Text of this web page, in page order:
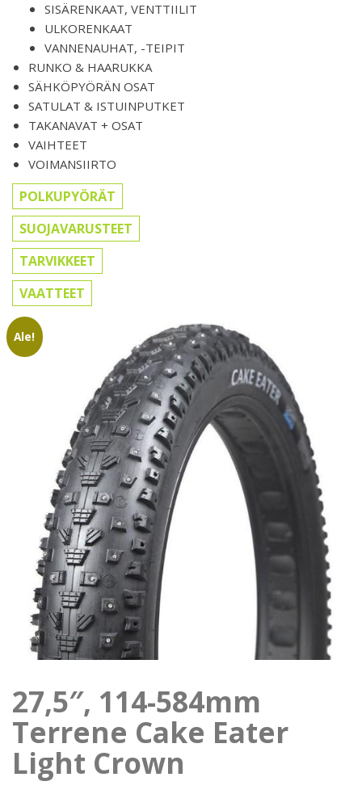
SISÄRENKAAT, VENTTIILIT
ULKORENKAAT
VANNENAUHAT, -TEIPIT
RUNKO & HAARUKKA
SÄHKÖPYÖRÄN OSAT
SATULAT & ISTUINPUTKET
TAKANAVAT + OSAT
VAIHTEET
VOIMANSIIRTO
POLKUPYÖRÄT
SUOJAVARUSTEET
TARVIKKEET
VAATTEET
Ale!
27,5″, 114-584mm
Terrene Cake Eater
Light Crown